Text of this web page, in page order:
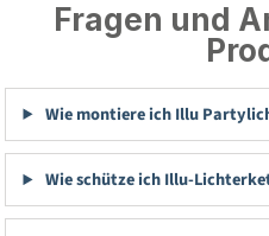
Fragen und
Wie montiere ich Illu
Wie schütze ich Illu-